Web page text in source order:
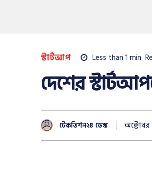
স্টার্টআপ Less than 1min.
দেশের
টেকভিশন২৪ ডেস্ক অক্টোবর